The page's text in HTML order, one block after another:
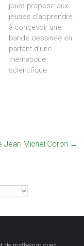
jours propose aux
jeunes d’apprendre
à concevoir une
bande dessinée en
partant d’une
thématique
scientifique.
Jean-Michel Coron →